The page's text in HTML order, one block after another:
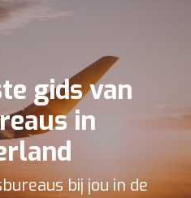
gids van
in
bij jou in de